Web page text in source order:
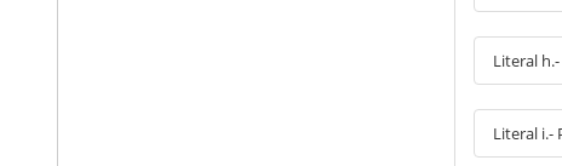
Literal
Literal i.-